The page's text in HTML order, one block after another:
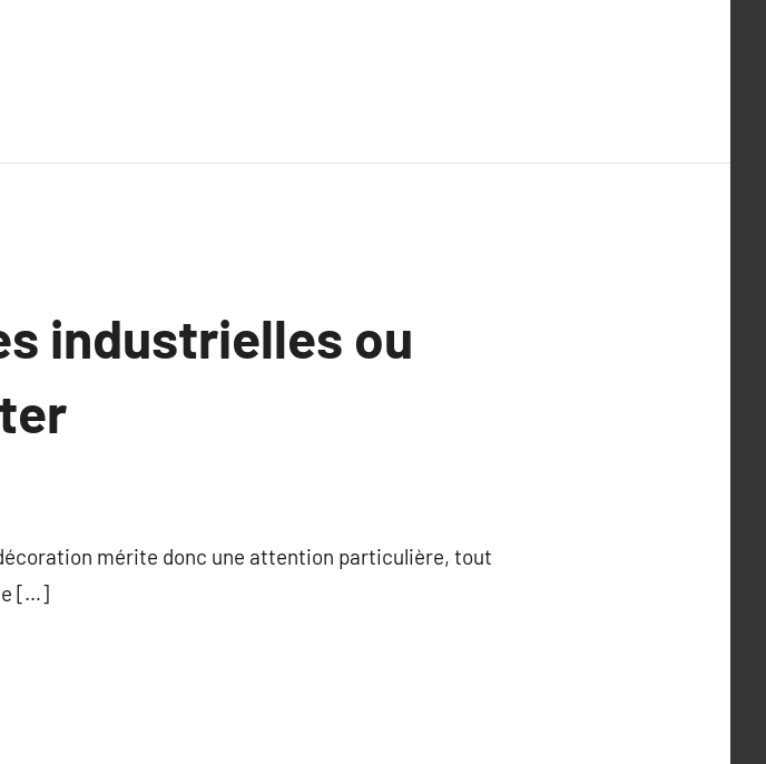
industrielles ou
mérite donc une attention particulière, tout
[…]